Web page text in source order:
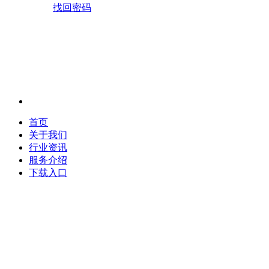
找回密码
首页
关于我们
行业资讯
服务介绍
下载入口